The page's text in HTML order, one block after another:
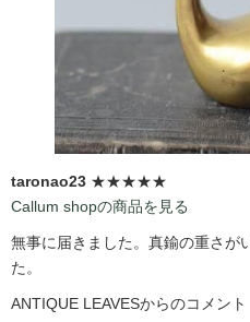
taronao23 ★★★★★
Callum shopの商品を見る
無事に届きました。真鍮の重さが
た。
ANTIQUE LEAVESからのコメント